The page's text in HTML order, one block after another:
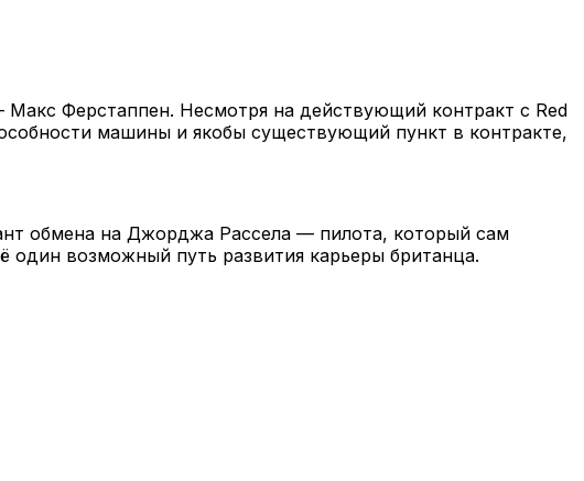
Ферстаппен. Несмотря на действующий контракт с Red
машины и якобы существующий пункт в контракте,
обмена на Джорджа Рассела — пилота, который сам
возможный путь развития карьеры британца.